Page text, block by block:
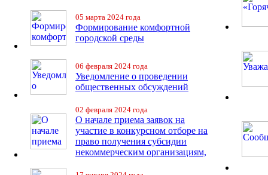
05 марта 2024 года
Формирование комфортной
городской среды
06 февраля 2024 года
Уведомление о проведении
общественных обсуждений
02 февраля 2024 года
О начале приема заявок на
участие в конкурсном отборе на
право получения субсидии
некоммерческим организациям,